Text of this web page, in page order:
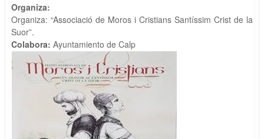
Organiza:
Organiza: “Associació de Moros i Cristians Santíssim Crist de la
Suor”.
Colabora: Ayuntamiento de Calp